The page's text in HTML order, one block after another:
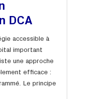
DCA
accessible à
important
une approche
efficace :
Le principe